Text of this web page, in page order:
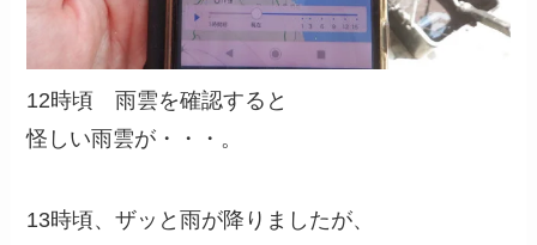
12時頃 雨雲を確認すると
怪しい雨雲が・・・。
13時頃、ザッと雨が降りましたが、